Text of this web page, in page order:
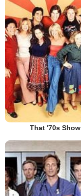
That '70s Show